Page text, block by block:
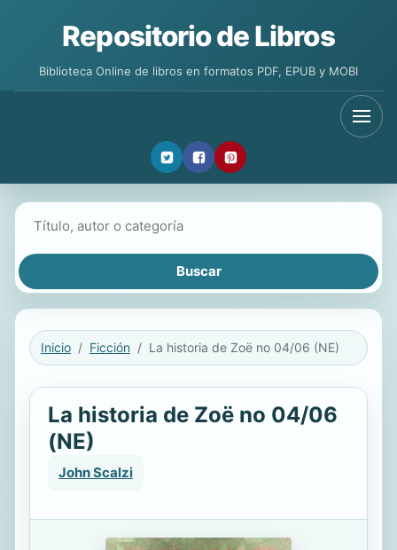
Repositorio de Libros
Biblioteca Online de libros en formatos PDF, EPUB y MOBI
Inicio Ficción La historia de Zoë no 04/06 (NE)
La historia de Zoë no 04/06
(NE)
John Scalzi